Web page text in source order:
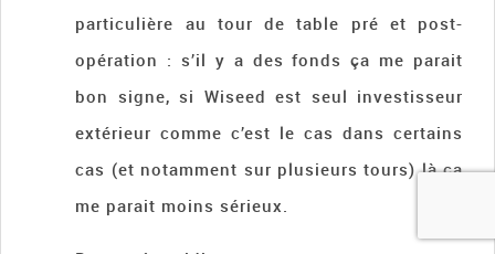
particulière au tour de table pré et post-
opération : s’il y a des fonds ça me parait
bon signe, si Wiseed est seul investisseur
extérieur comme c’est le cas dans certains
cas (et notamment sur plusieurs tours) là ça
me parait moins sérieux.